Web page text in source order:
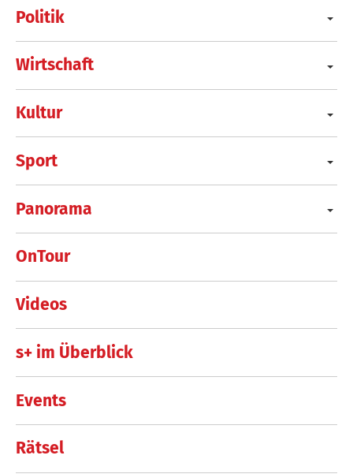
Politik
Wirtschaft
Kultur
Sport
Panorama
OnTour
Videos
s+ im Überblick
Events
Rätsel